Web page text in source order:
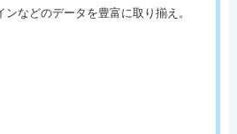
などのデータを豊富に取り揃え。